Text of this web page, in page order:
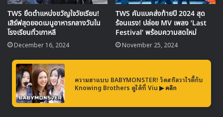
แฟนๆ ต่างอยากรู้ว่าความสัมพันธ์ระหว่างโฮซูกับสองพี่น้องจะ
พัฒนาไปในทิศทางใด